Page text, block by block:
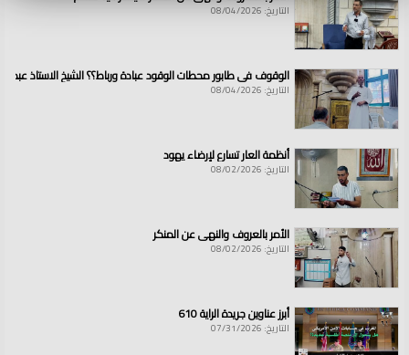
التاريخ: 08/04/2026
الوقوف في طابور محطات الوقود عبادة ورباط؟؟ الشيخ الاستاذ عبد
التاريخ: 08/04/2026
أنظمة العار تسارع لإرضاء يهود
التاريخ: 08/02/2026
الأمر بالعروف والنهي عن المنكر
التاريخ: 08/02/2026
أبرز عناوين جريدة الراية 610
التاريخ: 07/31/2026